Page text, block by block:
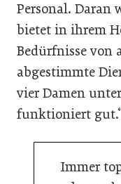
Personal. Daran
bietet in ihrem
Bedürfnisse von
abgestimmte
vier Damen
funktioniert
Immer